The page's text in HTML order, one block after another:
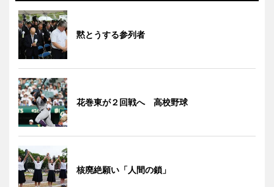
黙とうする参列者
花巻東が２回戦へ 高校野球
核廃絶願い「人間の鎖」